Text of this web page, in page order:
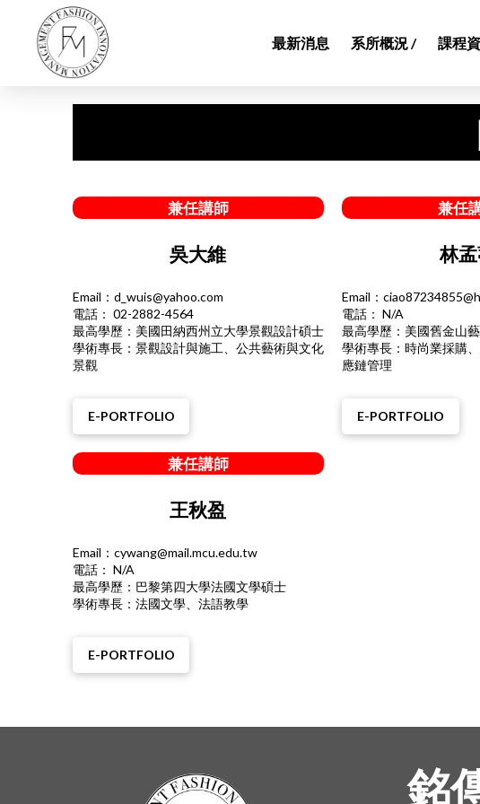
最新消息 系所概況 / 課程
兼任講師
吳大維
Email：d_wuis@yahoo.com
電話： 02-2882-4564
最高學歷：美國田納西州立大學景觀設計碩士
學術專長：景觀設計與施工、公共藝術與文化
景觀
E-PORTFOLIO
兼任
林
Email：
電話： N/A
最高學歷：美國舊金山
學術專長：時尚業採購
應鏈管理
E-PORTFOLIO
兼任講師
王秋盈
Email：cywang@mail.mcu.edu.tw
電話： N/A
最高學歷：巴黎第四大學法國文學碩士
學術專長：法國文學、法語教學
E-PORTFOLIO
銘